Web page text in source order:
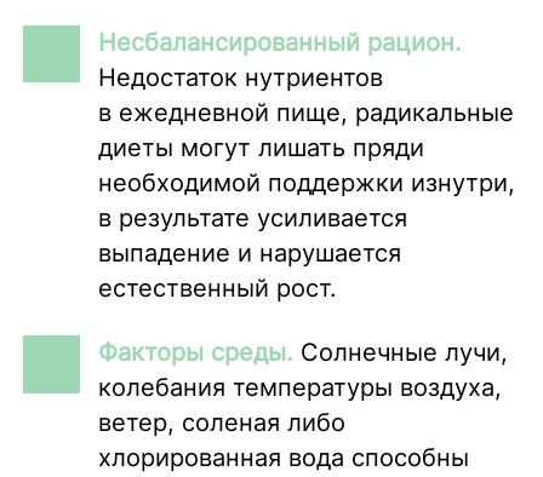
Несбалансированный рацион.
Недостаток нутриентов
в ежедневной пище, радикальные
диеты могут лишать пряди
необходимой поддержки изнутри,
в результате усиливается
выпадение и нарушается
естественный рост.
Факторы среды. Солнечные лучи,
колебания температуры воздуха,
ветер, соленая либо
хлорированная вода способны